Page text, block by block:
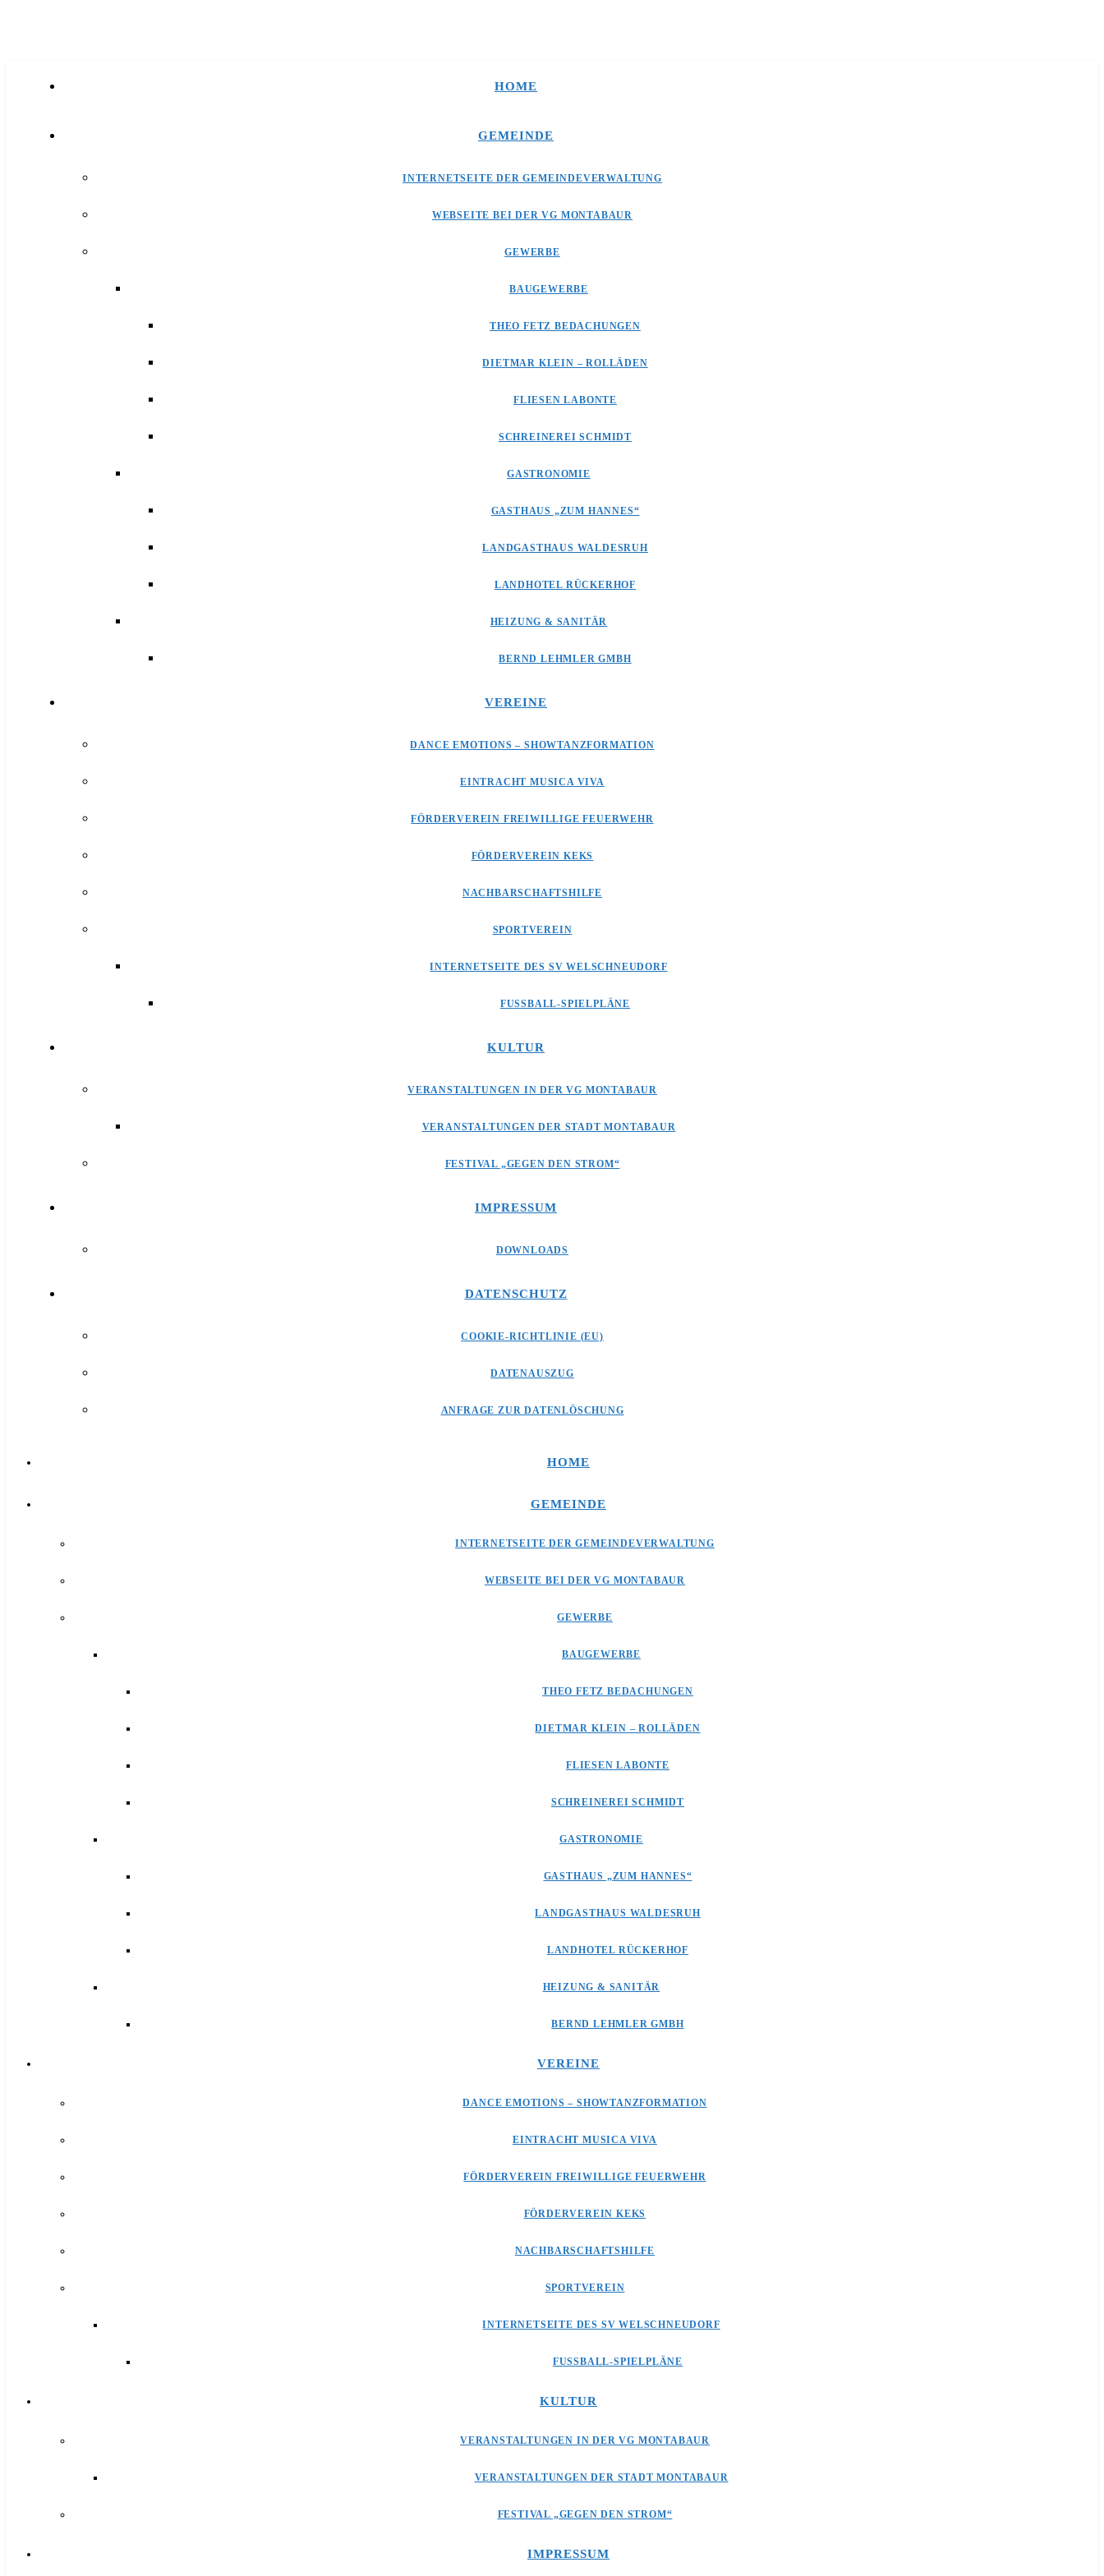
HOME
GEMEINDE
INTERNETSEITE DER GEMEINDEVERWALTUNG
WEBSEITE BEI DER VG MONTABAUR
GEWERBE
BAUGEWERBE
THEO FETZ BEDACHUNGEN
DIETMAR KLEIN – ROLLÄDEN
FLIESEN LABONTE
SCHREINEREI SCHMIDT
GASTRONOMIE
GASTHAUS „ZUM HANNES“
LANDGASTHAUS WALDESRUH
LANDHOTEL RÜCKERHOF
HEIZUNG & SANITÄR
BERND LEHMLER GMBH
VEREINE
DANCE EMOTIONS – SHOWTANZFORMATION
EINTRACHT MUSICA VIVA
FÖRDERVEREIN FREIWILLIGE FEUERWEHR
FÖRDERVEREIN KEKS
NACHBARSCHAFTSHILFE
SPORTVEREIN
INTERNETSEITE DES SV WELSCHNEUDORF
FUSSBALL-SPIELPLÄNE
KULTUR
VERANSTALTUNGEN IN DER VG MONTABAUR
VERANSTALTUNGEN DER STADT MONTABAUR
FESTIVAL „GEGEN DEN STROM“
IMPRESSUM
DOWNLOADS
DATENSCHUTZ
COOKIE-RICHTLINIE (EU)
DATENAUSZUG
ANFRAGE ZUR DATENLÖSCHUNG
HOME
GEMEINDE
INTERNETSEITE DER GEMEINDEVERWALTUNG
WEBSEITE BEI DER VG MONTABAUR
GEWERBE
BAUGEWERBE
THEO FETZ BEDACHUNGEN
DIETMAR KLEIN – ROLLÄDEN
FLIESEN LABONTE
SCHREINEREI SCHMIDT
GASTRONOMIE
GASTHAUS „ZUM HANNES“
LANDGASTHAUS WALDESRUH
LANDHOTEL RÜCKERHOF
HEIZUNG & SANITÄR
BERND LEHMLER GMBH
VEREINE
DANCE EMOTIONS – SHOWTANZFORMATION
EINTRACHT MUSICA VIVA
FÖRDERVEREIN FREIWILLIGE FEUERWEHR
FÖRDERVEREIN KEKS
NACHBARSCHAFTSHILFE
SPORTVEREIN
INTERNETSEITE DES SV WELSCHNEUDORF
FUSSBALL-SPIELPLÄNE
KULTUR
VERANSTALTUNGEN IN DER VG MONTABAUR
VERANSTALTUNGEN DER STADT MONTABAUR
FESTIVAL „GEGEN DEN STROM“
IMPRESSUM